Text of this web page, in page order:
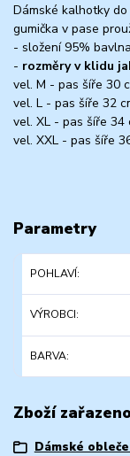
Dámské kalhotky
gumička v pase
- složení 95%
- rozměry v klidu
vel. M - pas šíře 30
vel. L - pas šíře 32
vel. XL - pas šíře 34
vel. XXL - pas šíře
Parametry
POHLAVÍ
VÝROBCI
BARVA
Zboží
Dámské